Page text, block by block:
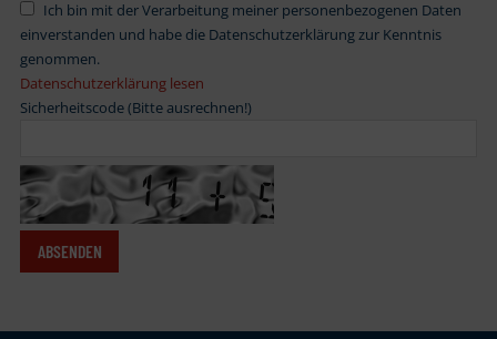
einverstanden und habe die Datenschutzerklärung zur Kenntnis
genommen.
Datenschutzerklärung lesen
Sicherheitscode (Bitte ausrechnen!)